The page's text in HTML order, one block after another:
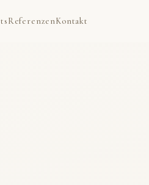
ReferenzenKontakt